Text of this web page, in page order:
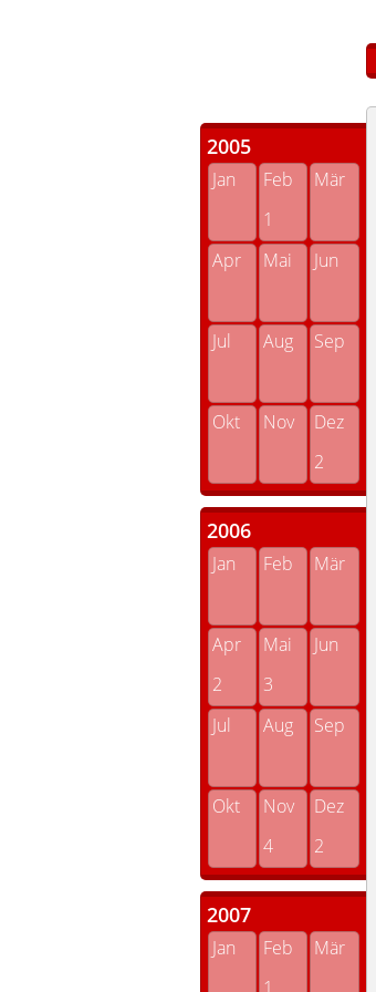
2005
Jan Feb
Mär
1
Apr
Mai Jun
Jul Aug Sep
Okt Nov
Dez
2
2006
Jan Feb Mär
Apr Mai
Jun
2
3
Jul
Aug Sep
Okt Nov
Dez
4
2
2007
Jan Feb
Mär